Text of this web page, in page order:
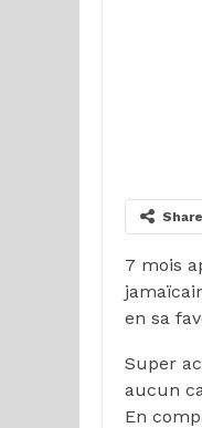
Share
7 mois
en sa
Super
aucun
En